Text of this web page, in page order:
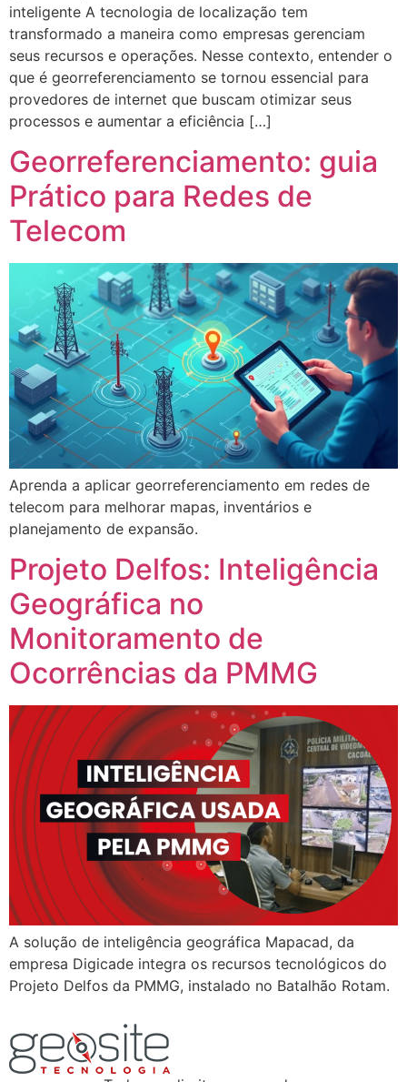
inteligente A tecnologia de localização tem
transformado a maneira como empresas gerenciam
seus recursos e operações. Nesse contexto, entender o
que é georreferenciamento se tornou essencial para
provedores de internet que buscam otimizar seus
processos e aumentar a eficiência […]
Georreferenciamento: guia
Prático para Redes de
Telecom
Aprenda a aplicar georreferenciamento em redes de
telecom para melhorar mapas, inventários e
planejamento de expansão.
Projeto Delfos: Inteligência
Geográfica no
Monitoramento de
Ocorrências da PMMG
A solução de inteligência geográfica Mapacad, da
empresa Digicade integra os recursos tecnológicos do
Projeto Delfos da PMMG, instalado no Batalhão Rotam.